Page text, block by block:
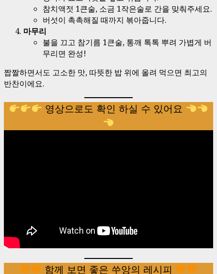
참치액젓 1큰술, 소금 1작은술로 간을 맞춰주세요.
버섯이 촉촉해질 때까지 볶아줍니다.
마무리
불을 끄고 참기름 1큰술, 통깨 톡톡 뿌려 가볍게 버
무리면 완성!
짭짤하면서도 고소한 맛, 따뜻한 밥 위에 올려 먹으면 최고의
반찬이에요.
영상으로도 확인 하실 수 있어요
함께 보면 좋은 쑤앙의 레시피